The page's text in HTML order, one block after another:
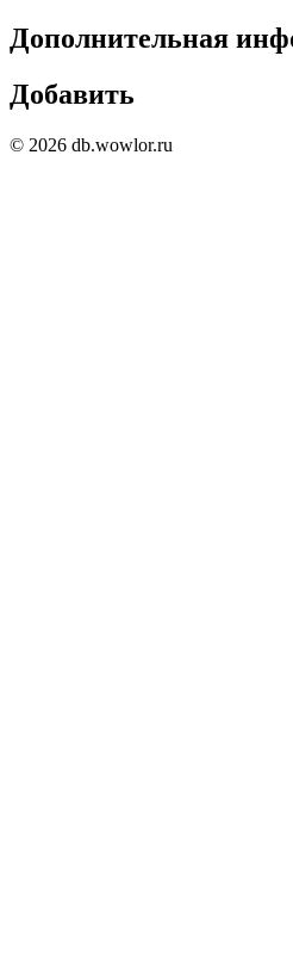
Дополнительная
Добавить
© 2026 db.wowlor.ru